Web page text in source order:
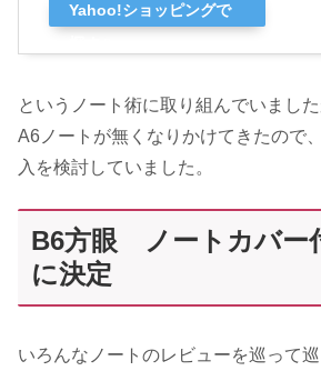
Yahoo!ショッピングで
というノート術に取り組んでいました
A6ノートが無くなりかけてきたので
入を検討していました。
B6方眼 ノートカバー
に決定
いろんなノートのレビューを巡って